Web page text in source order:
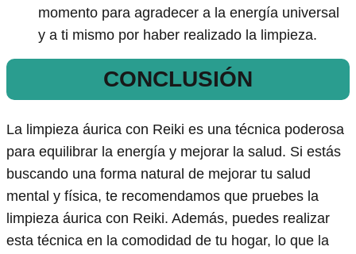
momento para agradecer a la energía universal
y a ti mismo por haber realizado la limpieza.
CONCLUSIÓN
La limpieza áurica con Reiki es una técnica poderosa
para equilibrar la energía y mejorar la salud. Si estás
buscando una forma natural de mejorar tu salud
mental y física, te recomendamos que pruebes la
limpieza áurica con Reiki. Además, puedes realizar
esta técnica en la comodidad de tu hogar, lo que la